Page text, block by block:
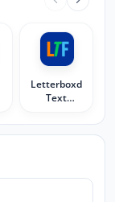
Letterboxd
Text